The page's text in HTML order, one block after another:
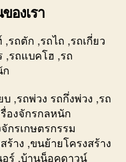
องเรา
ถตัก ,รถไถ ,รถเกี่ยว
,รถแบคโฮ ,รถ
ก
บ ,รถพ่วง รถกึ่งพ่วง ,รถ
องจักรกลหนัก
กรเกษตรกรรม
ร้าง ,ขนย้ายโครงสร้าง
ร์ ,บ้านน็อคดาวน์